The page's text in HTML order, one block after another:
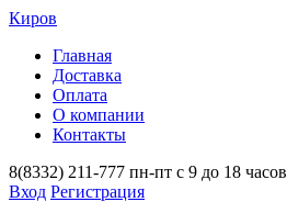
Киров
Главная
Доставка
Оплата
О компании
Контакты
8(8332) 211-777 пн-пт с 9 до 18 часов
Вход Регистрация